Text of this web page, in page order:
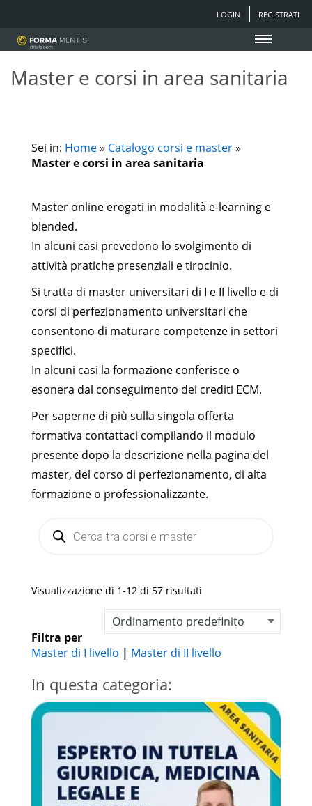
LOGIN REGISTRATI
Master e corsi in area sanitaria
Sei in: Home» Catalogo corsi e master»
Master e corsi in area sanitaria
Master online erogati in modalità e-learning e
blended.
In alcuni casi prevedono lo svolgimento di
attività pratiche presenziali e tirocinio.
Si tratta di master universitari di I e II livello e di
corsi di perfezionamento universitari che
consentono di maturare competenze in settori
specifici.
In alcuni casi la formazione conferisce o
esonera dal conseguimento dei crediti ECM.
Per saperne di più sulla singola offerta
formativa contattaci compilando il modulo
presente dopo la descrizione nella pagina del
master, del corso di perfezionamento, di alta
formazione o professionalizzante.
search
Visualizzazione di 1-12 di 57 risultati
Filtra per
Master di I livello | Master di II livello
In questa categoria: